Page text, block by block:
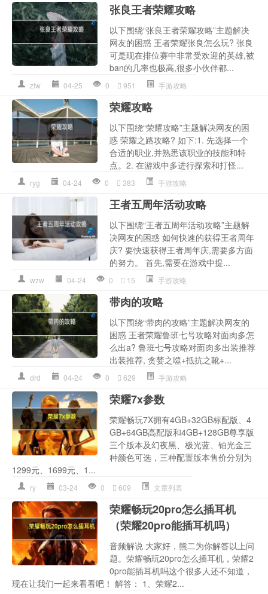
张良王者荣耀攻略
以下围绕“张良王者荣耀攻略”主题解决
网友的困惑 王者荣耀张良怎么玩? 张良
可是现在排位赛中非常受欢迎的英雄,被
ban的几率也极高,很多小伙伴都...
zlw 04-25 0 951 手游攻略
荣耀攻略
以下围绕“荣耀攻略”主题解决网友的困
惑 荣耀之路攻略? 如下:1. 先选择一个
合适的职业,并熟悉该职业的技能和特
点。2. 在游戏中多进行探索和打怪...
ryg 04-24 0 383 手游攻略
王者五周年活动攻略
以下围绕“王者五周年活动攻略”主题解
决网友的困惑 如何快速的获得王者周年
庆? 要快速获得王者周年庆,需要多方面
的努力。 首先,需要在游戏中提...
wzw 04-24 0 15 手游攻略
带肉的攻略
以下围绕“带肉的攻略”主题解决网友的
困惑 王者荣耀鲁班七号攻略对面肉多怎
么出a? 鲁班七号攻略对面肉多出装推荐
出装推荐, 贪婪之噬+抵抗之靴+...
drd 04-24 0 629 手游攻略
荣耀7x参数
荣耀畅玩7X拥有4GB+32GB标配版、4
GB+64GB高配版和4GB+128GB尊享版
三个版本及幻夜黑、极光蓝、铂光金三
种颜色可选，三种配置版本售价分别为
1299元、1699元、1...
ry 03-24 0 609 文章列表
荣耀畅玩20pro怎么插耳机
（荣耀20pro能插耳机吗）
音频解说 大家好，熊二为你解答以上问
题。荣耀畅玩20pro怎么插耳机，荣耀2
0pro能插耳机吗这个很多人还不知道，
现在让我们一起来看看吧！ 解答： 1、荣耀2...